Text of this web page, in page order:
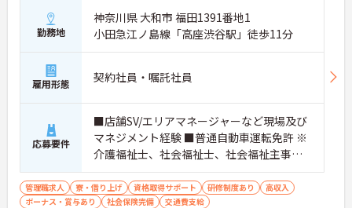
勤務地
神奈川県 大和市 福田1391番地1
小田急江ノ島線「高座渋谷駅」徒歩11分
雇用形態 契約社員・嘱託社員
応募要件
■店舗SV/エリアマネージャーなど現場及び
マネジメント経験 ■普通自動車運転免許 ※
介護福祉士、社会福祉士、社会福祉主事、
精神保健福祉士、サービス管理責任者、社
会福祉主事任用資格等歓迎
管理職求人 寮・借り上げ 資格取得サポート 研修制度あり
高収入
ボーナス・賞与あり
社会保険完備 交通費支給